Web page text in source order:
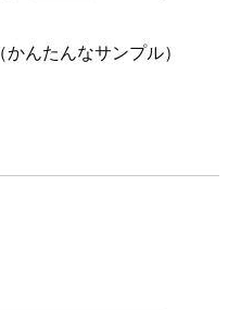
（かんたんなサンプル）